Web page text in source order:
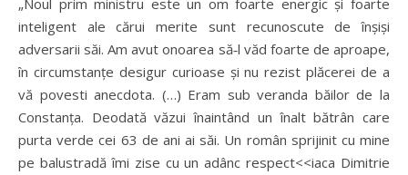
„Noul prim ministru este un om foarte energic și foarte
inteligent ale cărui merite sunt recunoscute de înșiși
adversarii săi. Am avut onoarea să‑l văd foarte de aproape,
în circumstanțe desigur curioase și nu rezist plăcerei de a
vă povesti anecdota. (…) Eram sub veranda băilor de la
Constanța. Deodată văzui înaintând un înalt bătrân care
purta verde cei 63 de ani ai săi. Un român sprijinit cu mine
pe balustradă îmi zise cu un adânc respect<<iaca Dimitrie